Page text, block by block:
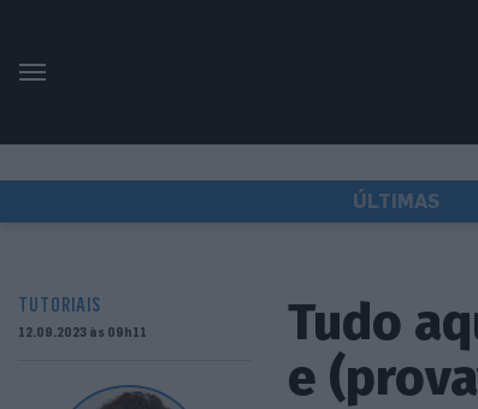
ÚLTIMAS
TUTORIAIS
12.09.2023 às 09h11
Tudo
e